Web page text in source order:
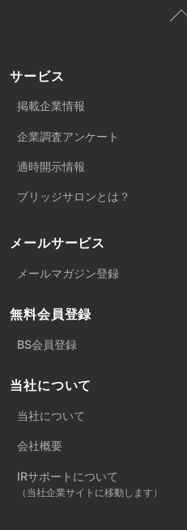
サービス
掲載企業情報
企業調査アンケート
適時開示情報
ブリッジサロンとは？
メールサービス
メールマガジン登録
無料会員登録
BS会員登録
当社について
当社について
会社概要
IRサポートについて
（当社企業サイトに移動します）